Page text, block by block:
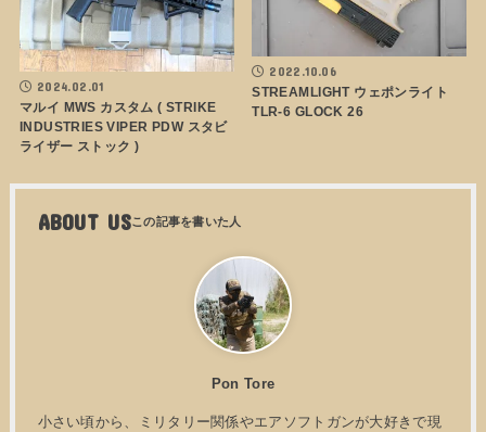
2024.02.01
マルイ MWS カスタム ( STRIKE
INDUSTRIES VIPER PDW スタビ
ライザー ストック )
2022.10.06
STREAMLIGHT ウェポンライト
TLR-6 GLOCK 26
ABOUT US
Pon Tore
小さい頃から、ミリタリー関係やエアソフトガンが大好きで現